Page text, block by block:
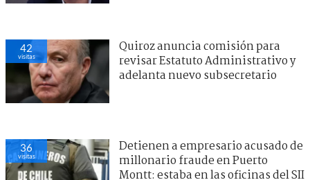
42
visitas
Quiroz anuncia comisión para
revisar Estatuto Administrativo y
adelanta nuevo subsecretario
36
visitas
Detienen a empresario acusado de
millonario fraude en Puerto
Montt: estaba en las oficinas del SII